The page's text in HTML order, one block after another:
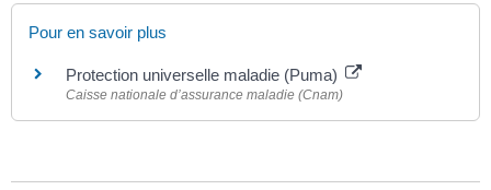
Pour en savoir plus
Protection universelle maladie (Puma)
Caisse nationale d’assurance maladie (Cnam)